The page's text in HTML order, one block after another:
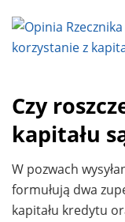
Czy
kapitału
W pozwach
formułują dwa
kapitału kredytu